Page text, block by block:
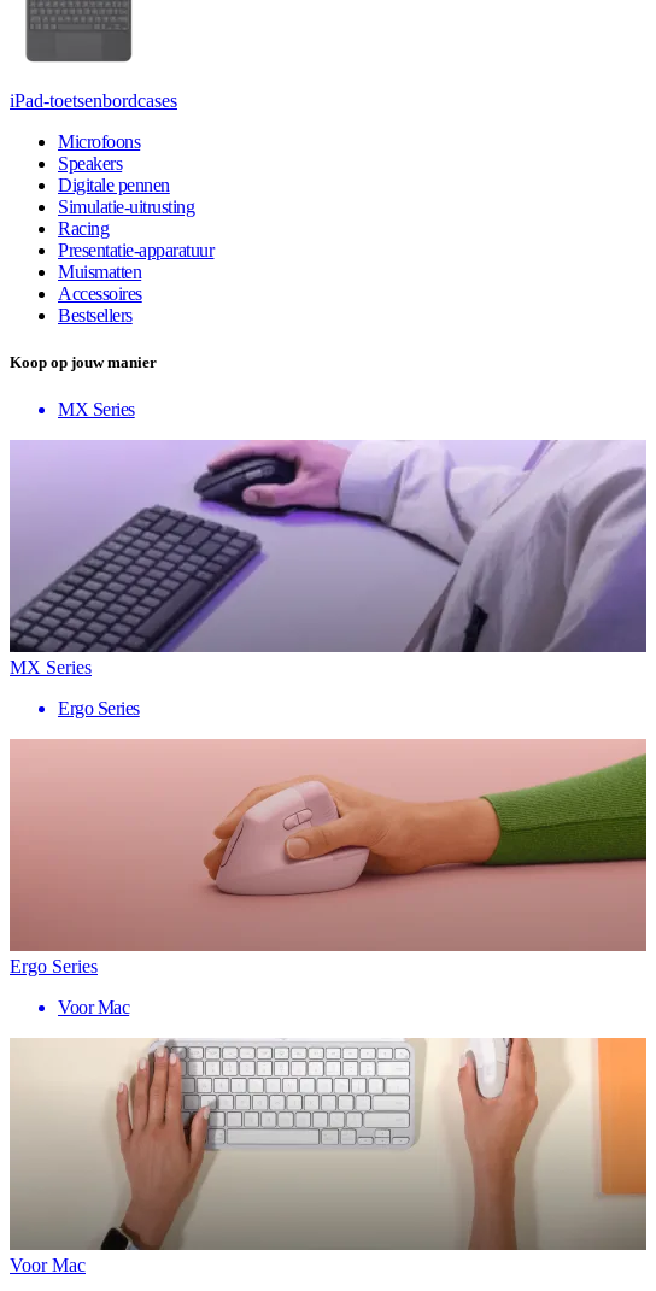
iPad-toetsenbordcases
Microfoons
Speakers
Digitale pennen
Simulatie-uitrusting
Racing
Presentatie-apparatuur
Muismatten
Accessoires
Bestsellers
Koop op jouw manier
MX Series
MX Series
Ergo Series
Ergo Series
Voor Mac
Voor Mac